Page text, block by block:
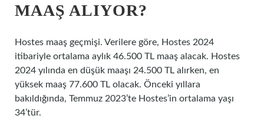
MAAŞ ALIYOR?
Hostes maaş geçmişi. Verilere göre, Hostes 2024
itibariyle ortalama aylık 46.500 TL maaş alacak. Hostes
2024 yılında en düşük maaşı 24.500 TL alırken, en
yüksek maaş 77.600 TL olacak. Önceki yıllara
bakıldığında, Temmuz 2023’te Hostes’in ortalama yaşı
34’tür.